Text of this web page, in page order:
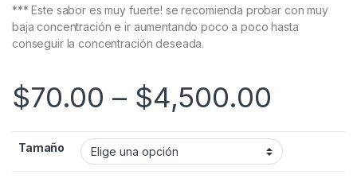
*** Este sabor es muy fuerte! se recomienda probar con muy
baja concentración e ir aumentando poco a poco hasta
conseguir la concentración deseada.
$70.00 – $4,500.00
Tamaño